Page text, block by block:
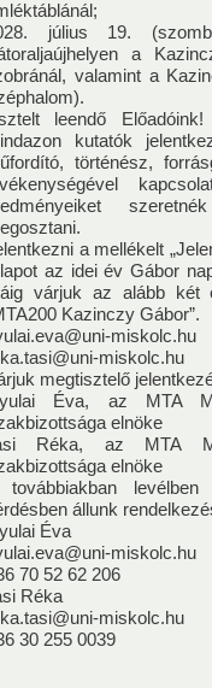
2020 2019 2018
2020 2019 2018
2017 2016 2015
Elnökség
július 19.
a
valamint a
leendő
kutatók
történész,
a mellékelt
az idei év Gábor
várjuk az alább két
Kazinczy Gábor”.
miskolc.hu
miskolc.hu
megtisztelő
Éva, az MTA
elnöke
Réka, az MTA
elnöke
levélben
állunk
Éva
miskolc.hu
70 52 62 206
Réka
miskolc.hu
30 255 0039